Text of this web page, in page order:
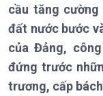
Kinh tế
Tin Kinh tế
cầu tăng
đất nước bước
của Đảng,
đứng trước
trương, cấp